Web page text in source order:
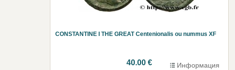
CONSTANTINE I THE GREAT Centenionalis ou nummus XF
40.00 € Информация